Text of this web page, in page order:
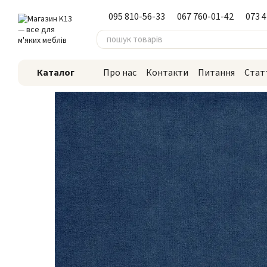
095 810-56-33 067 760-01-42 073
Каталог Про нас Контакти Питання